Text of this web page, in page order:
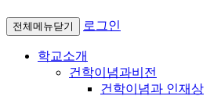
전체메뉴닫기 로그인
학교소개
건학이념과비전
건학이념과 인재상